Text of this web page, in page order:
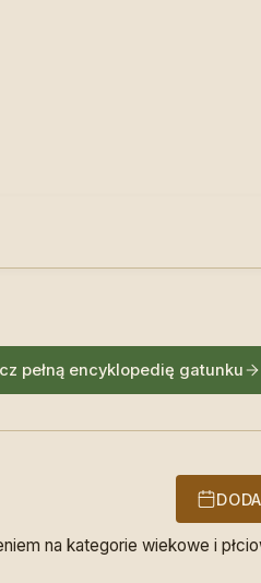
pełną encyklopedię gatunku
na kategorie wiekowe i